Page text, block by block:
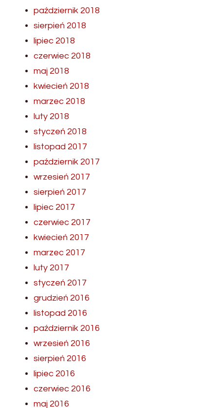
październik 2018
sierpień 2018
lipiec 2018
czerwiec 2018
maj 2018
kwiecień 2018
marzec 2018
luty 2018
styczeń 2018
listopad 2017
październik 2017
wrzesień 2017
sierpień 2017
lipiec 2017
czerwiec 2017
kwiecień 2017
marzec 2017
luty 2017
styczeń 2017
grudzień 2016
listopad 2016
październik 2016
wrzesień 2016
sierpień 2016
lipiec 2016
czerwiec 2016
maj 2016